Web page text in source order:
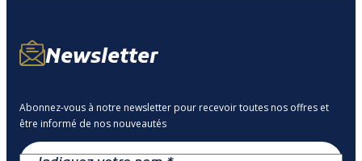
Newsletter
Abonnez-vous à notre newsletter pour recevoir toutes nos offres et
être informé de nos nouveautés